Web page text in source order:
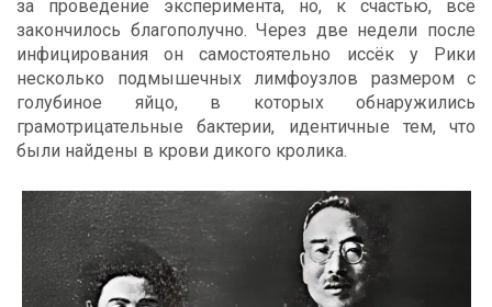
за проведение эксперимента, но, к счастью, всё
закончилось благополучно. Через две недели после
инфицирования он самостоятельно иссёк у Рики
несколько подмышечных лимфоузлов размером с
голубиное яйцо, в которых обнаружились
грамотрицательные бактерии, идентичные тем, что
были найдены в крови дикого кролика.